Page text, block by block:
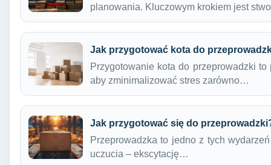
planowania. Kluczowym krokiem jest
Jak przygotować kota do
Przygotowanie kota do przeprowadzki
aby zminimalizować stres zarówno…
Jak przygotować się do
Przeprowadzka to jedno z tych
uczucia – ekscytację…